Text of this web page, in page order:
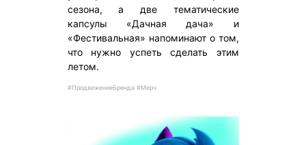
сезона, а две тематические
капсулы «Дачная дача» и
«Фестивальная» напоминают о том,
что нужно успеть сделать этим
летом.
#ПродвижениеБренда #Мерч